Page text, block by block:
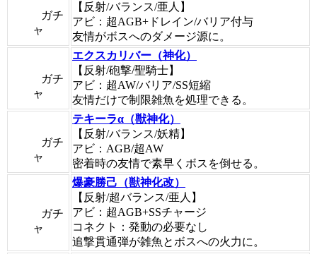
ガチ
ャ
【反射/バランス/亜人】
アビ：超AGB+ドレイン/バリア付与
友情がボスへのダメージ源に。
ガチ
ャ
エクスカリバー（神化）
【反射/砲撃/聖騎士】
アビ：超AW/バリア/SS短縮
友情だけで制限雑魚を処理できる。
ガチ
ャ
テキーラα（獣神化）
【反射/バランス/妖精】
アビ：AGB/超AW
密着時の友情で素早くボスを倒せる。
ガチ
ャ
爆豪勝己（獣神化改）
【反射/超バランス/亜人】
アビ：超AGB+SSチャージ
コネクト：発動の必要なし
追撃貫通弾が雑魚とボスへの火力に。